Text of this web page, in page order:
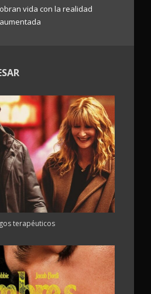
vida con la realidad
aumentada
terapéuticos